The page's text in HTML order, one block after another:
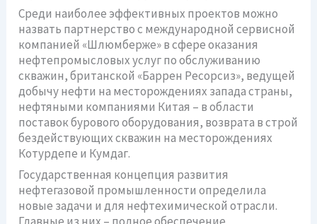
Среди наиболее эффективных проектов можно
назвать партнерство с международной сервисной
компанией «Шлюмберже» в сфере оказания
нефтепромысловых услуг по обслуживанию
скважин, британской «Баррен Ресорсиз», ведущей
добычу нефти на месторождениях запада страны,
нефтяными компаниями Китая – в области
поставок бурового оборудования, возврата в строй
бездействующих скважин на месторождениях
Котурдепе и Кумдаг.
Государственная концепция развития
нефтегазовой промышленности определила
новые задачи и для нефтехимической отрасли.